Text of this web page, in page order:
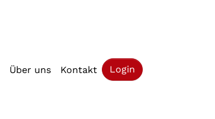
Über uns Kontakt Login (current)